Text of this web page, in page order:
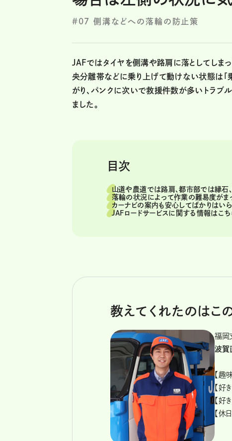
#07 側溝などへの落輪の防止策
JAFではタイヤを側溝や路肩に落としてしま
央分離帯などに乗り上げて動けない状態は「
がり、パンクに次いで救援件数が多いトラ
ました。
目次
山道や農道では路肩、都市部では縁石
落輪の状況によって作業の難易度がま
カーナビの案内も安心してばかりはい
JAFロードサービスに関する情報はこち
教えてくれたのはこの
福岡
波賀
【趣
【好
【好
【休